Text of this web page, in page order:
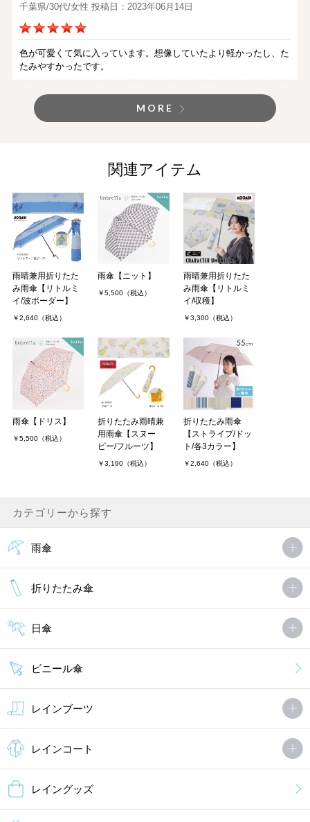
千葉県/30代/女性 投稿日：2023年06月14日
色が可愛くて気に入っています。想像していたより軽かったし、た
たみやすかったです。
MORE
関連アイテム
雨晴兼用折りたた
み雨傘【リトルミ
イ/波ボーダー】
￥2,640（税込）
雨傘【ニット】
￥5,500（税込）
雨晴兼用折りたた
み雨傘【リトルミ
イ/収穫】
￥3,300（税込）
雨傘【ドリス】
￥5,500（税込）
折りたたみ雨晴兼
用雨傘【スヌー
ピー/フルーツ】
￥3,190（税込）
折りたたみ雨傘
【ストライプ/ドッ
ト/各3カラー】
￥2,640（税込）
カテゴリーから探す
雨傘
折りたたみ傘
日傘
ビニール傘
レインブーツ
レインコート
レイングッズ